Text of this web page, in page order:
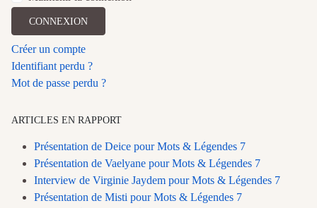
CONNEXION
Créer un compte
Identifiant perdu ?
Mot de passe perdu ?
ARTICLES EN RAPPORT
Présentation de Deice pour Mots & Légendes 7
Présentation de Vaelyane pour Mots & Légendes 7
Interview de Virginie Jaydem pour Mots & Légendes 7
Présentation de Misti pour Mots & Légendes 7